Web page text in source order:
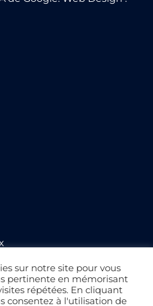
sur notre site pour vous
pertinente en mémorisant
répétées. En cliquant
consentez à l'utilisation de